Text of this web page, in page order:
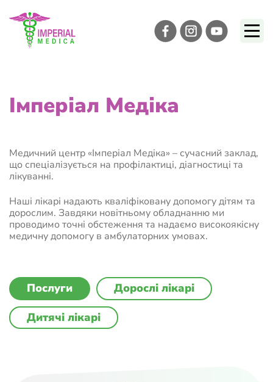
Імперіал Медіка
Медичний центр «Імперіал Медіка» – сучасний заклад,
що спеціалізується на профілактиці, діагностиці та
лікуванні.
Наші лікарі надають кваліфіковану допомогу дітям та
дорослим. Завдяки новітньому обладнанню ми
проводимо точні обстеження та надаємо високоякісну
медичну допомогу в амбулаторних умовах.
Послуги
Дорослі лікарі
Дитячі лікарі